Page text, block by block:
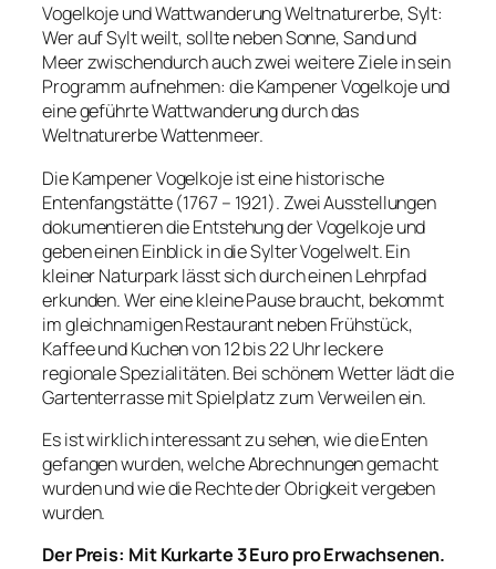
Vogelkoje und Wattwanderung Weltnaturerbe, Sylt:
Wer auf Sylt weilt, sollte neben Sonne, Sand und
Meer zwischendurch auch zwei weitere Ziele in sein
Programm aufnehmen: die Kampener Vogelkoje und
eine geführte Wattwanderung durch das
Weltnaturerbe Wattenmeer.
Die Kampener Vogelkoje ist eine historische
Entenfangstätte (1767 – 1921). Zwei Ausstellungen
dokumentieren die Entstehung der Vogelkoje und
geben einen Einblick in die Sylter Vogelwelt. Ein
kleiner Naturpark lässt sich durch einen Lehrpfad
erkunden. Wer eine kleine Pause braucht, bekommt
im gleichnamigen Restaurant neben Frühstück,
Kaffee und Kuchen von 12 bis 22 Uhr leckere
regionale Spezialitäten. Bei schönem Wetter lädt die
Gartenterrasse mit Spielplatz zum Verweilen ein.
Es ist wirklich interessant zu sehen, wie die Enten
gefangen wurden, welche Abrechnungen gemacht
wurden und wie die Rechte der Obrigkeit vergeben
wurden.
Der Preis: Mit Kurkarte 3 Euro pro Erwachsenen.